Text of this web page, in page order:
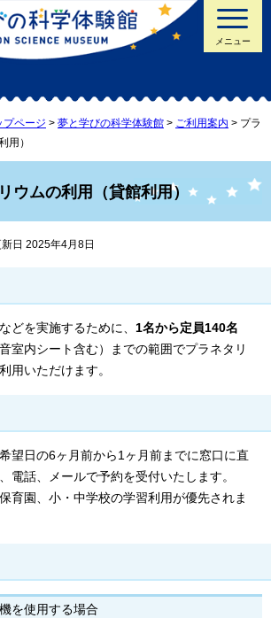
メニュー
プページ > 夢と学びの科学体験館 > ご利用案内 > プラ
用）
ウムの利用（貸館利用）
日 2025年4月8日
どを実施するために、 1名から定員140名
室内シート含む）までの範囲でプラネタリ
用いただけます。
望日の6ヶ月前から1ヶ月前までに窓口に直
電話、メールで予約を受付いたします。
育園、小・中学校の学習利用が優先されま
を使用する場合